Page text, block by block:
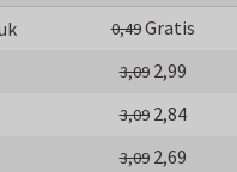
0,49Gratis
3,09 2,99
3,09 2,84
3,09 2,69